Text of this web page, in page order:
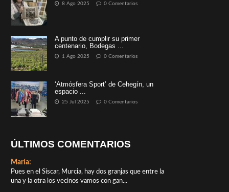
8 Ago 2025 0 Comentarios
A punto de cumplir su primer
centenario, Bodegas ...
1 Ago 2025 0 Comentarios
‘Atmósfera Sport’ de Cehegín, un
espacio ...
25 Jul 2025 0 Comentarios
ÚLTIMOS COMENTARIOS
María:
Pues en el Siscar, Murcia, hay dos granjas que entre la
una y la otra los vecinos vamos con gan...